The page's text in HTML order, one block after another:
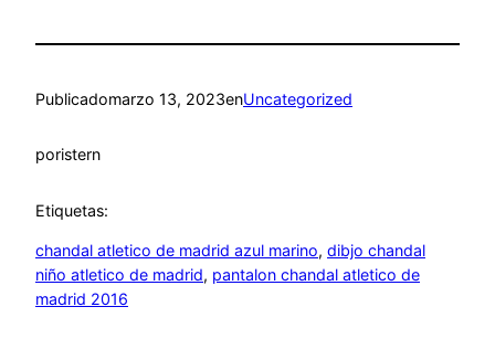
Publicadomarzo 13, 2023enUncategorized
poristern
Etiquetas:
chandal atletico de madrid azul marino, dibjo chandal
niño atletico de madrid, pantalon chandal atletico de
madrid 2016